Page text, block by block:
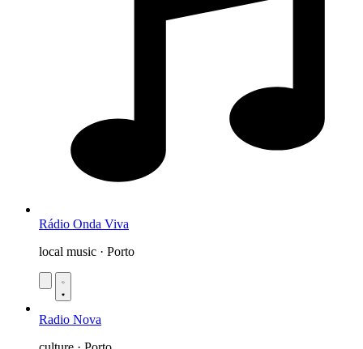
Rádio Onda Viva
local music · Porto
Radio Nova